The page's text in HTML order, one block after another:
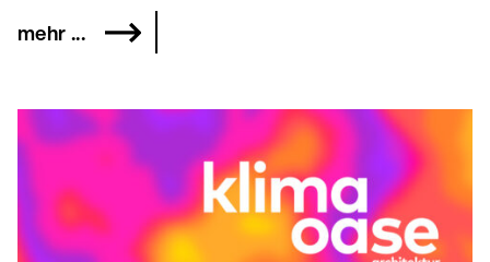
mehr ...